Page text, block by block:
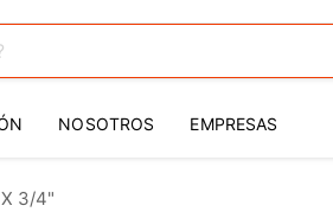
NOSOTROS EMPRESAS
3/4"